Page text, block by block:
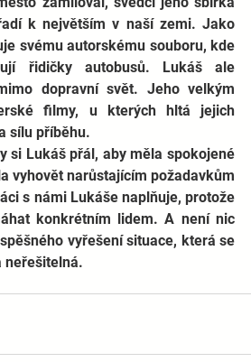
k největším v naší zemi. Jako
svému autorskému souboru, kde
řidičky autobusů. Lukáš ale
dopravní svět. Jeho velkým
filmy, u kterých hltá jejich
sílu příběhu.
si Lukáš přál, aby měla spokojené
vyhovět narůstajícím požadavkům
s námi Lukáše naplňuje, protože
konkrétním lidem. A není nic
vyřešení situace, která se
neřešitelná.